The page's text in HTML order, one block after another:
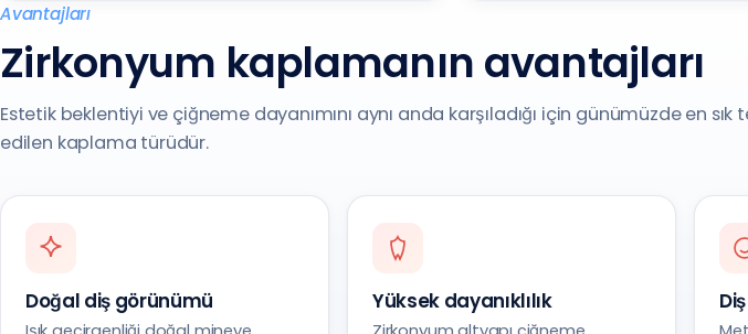
Avantajları
Zirkonyum kaplamanın avantajları
Estetik beklentiyi ve çiğneme dayanımını aynı anda karşıladığı için günümüzde en sık
edilen kaplama türüdür.
Doğal diş görünümü Yüksek dayanıklılık